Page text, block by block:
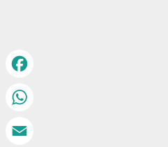
Facebook